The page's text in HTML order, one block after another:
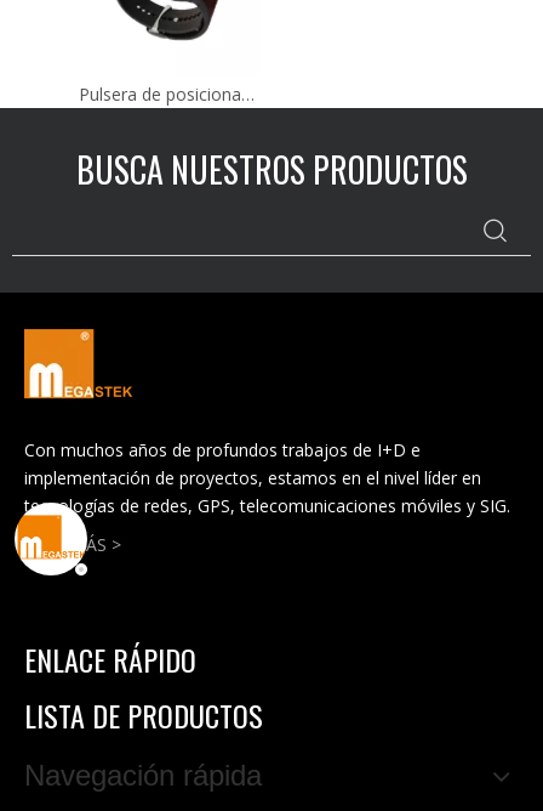
Pulsera de posicionamiento UWB para interiores de precisión MT-350
BUSCA NUESTROS PRODUCTOS
Con muchos años de profundos trabajos de I+D e
implementación de proyectos, estamos en el nivel líder en
tecnologías de redes, GPS, telecomunicaciones móviles y SIG.
LEER MÁS >
ENLACE RÁPIDO
LISTA DE PRODUCTOS
Navegación rápida